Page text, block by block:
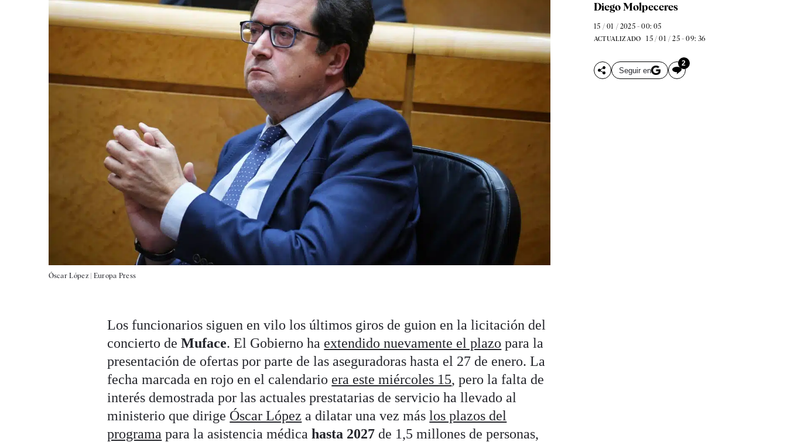
Óscar López | Europa Press
Diego Molpeceres
15 / 01 / 2025 - 00: 05
ACTUALIZADO 15 / 01 / 25 - 09: 36
Seguir en
2
Los funcionarios siguen en vilo los últimos giros de guion en la licitación del
concierto deMuface. El Gobierno ha extendido nuevamente el plazo para la
presentación de ofertas por parte de las aseguradoras hasta el 27 de enero. La
fecha marcada en rojo en el calendario era este miércoles 15, pero la falta de
interés demostrada por las actuales prestatarias de servicio ha llevado al
ministerio que dirige Óscar López a dilatar una vez máslos plazos del
programa para la asistencia médicahasta 2027 de 1,5 millones de personas,